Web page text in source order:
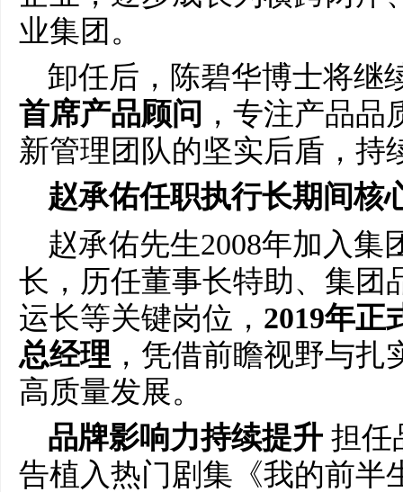
业集团。
卸任后，陈碧华博士将继
首席产品顾问 ，专注产品
新管理团队的坚实后盾，持
赵承佑任职执行长期间核
赵承佑先生2008年加入集
长，历任董事长特助、集团
运长等关键岗位， 2019年正
总经理 ，凭借前瞻视野与
高质量发展。
品牌影响力持续提升 担任
告植入热门剧集《我的前半